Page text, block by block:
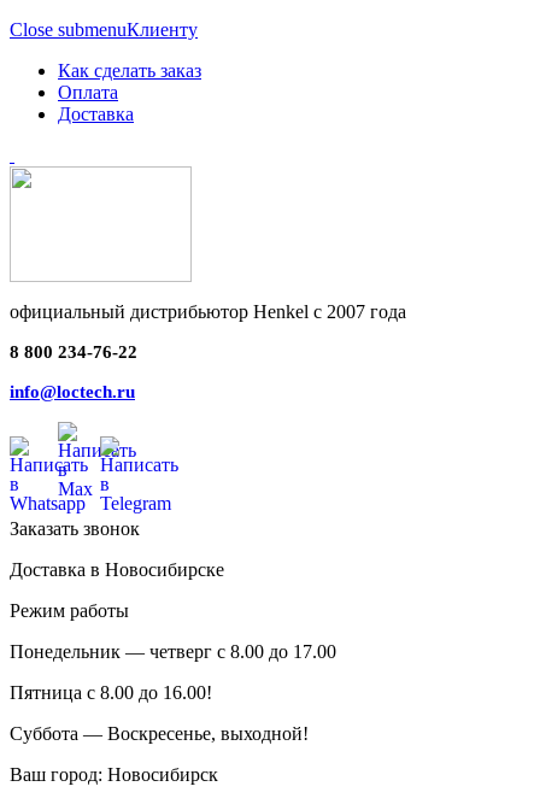
Close submenuКлиенту
Как сделать заказ
Оплата
Доставка
официальный дистрибьютор Henkel с 2007 года
8 800 234-76-22
info@loctech.ru
Заказать звонок
Доставка в Новосибирске
Режим работы
Понедельник — четверг с 8.00 до 17.00
Пятница с 8.00 до 16.00!
Суббота — Воскресенье, выходной!
Ваш город: Новосибирск